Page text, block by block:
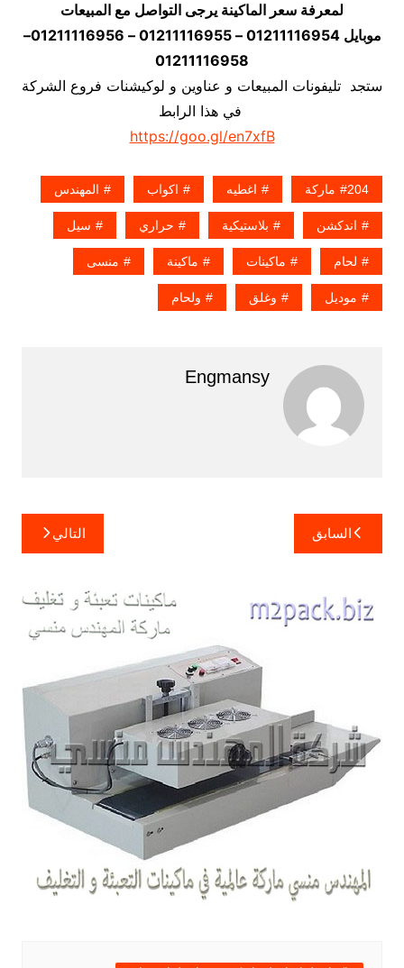
لمعرفة سعر الماكينة يرجى التواصل مع المبيعات
موبايل 01211116954 – 01211116955 – 01211116956–
01211116958
ستجد تليفونات المبيعات و عناوين و لوكيشنات فروع الشركة
في هذا الرابط
https://goo.gl/en7xfB
204ماركة اغطيه اكواب المهندس
اندكشن بلاستيكية حراري سيل
لحام ماكينات ماكينة منسى
موديل وغلق ولحام
Engmansy
تصفّح
المقالات
السابق التالي